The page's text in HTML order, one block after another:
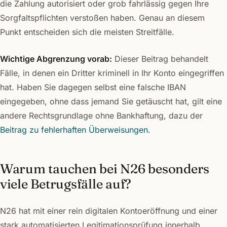
die Zahlung autorisiert oder grob fahrlässig gegen Ihre
Sorgfaltspflichten verstoßen haben. Genau an diesem
Punkt entscheiden sich die meisten Streitfälle.
Wichtige Abgrenzung vorab: Dieser Beitrag behandelt
Fälle, in denen ein Dritter kriminell in Ihr Konto eingegriffen
hat. Haben Sie dagegen selbst eine falsche IBAN
eingegeben, ohne dass jemand Sie getäuscht hat, gilt eine
andere Rechtsgrundlage ohne Bankhaftung, dazu der
Beitrag zu fehlerhaften Überweisungen.
Warum tauchen bei N26 besonders
viele Betrugsfälle auf?
N26 hat mit einer rein digitalen Kontoeröffnung und einer